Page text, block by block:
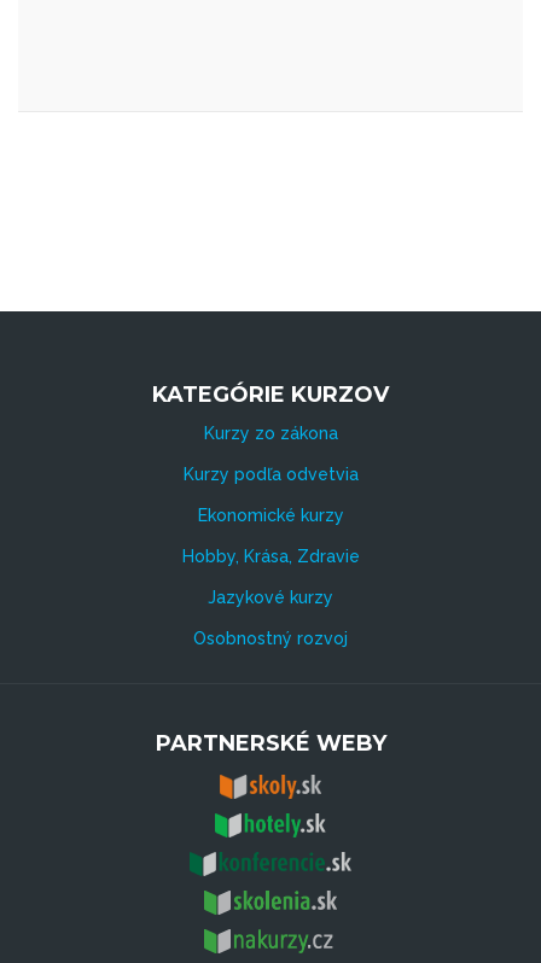
KATEGÓRIE KURZOV
Kurzy zo zákona
Kurzy podľa odvetvia
Ekonomické kurzy
Hobby, Krása, Zdravie
Jazykové kurzy
Osobnostný rozvoj
PARTNERSKÉ WEBY